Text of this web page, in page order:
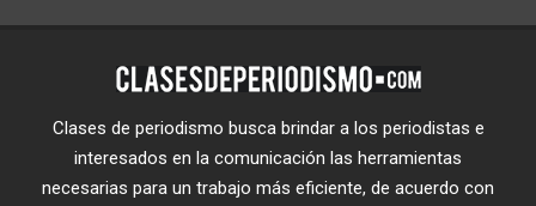
Clases de periodismo busca brindar a los periodistas e
interesados en la comunicación las herramientas
necesarias para un trabajo más eficiente, de acuerdo con